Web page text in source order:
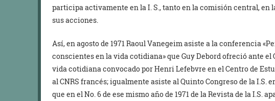
participa activamente en la I. S., tanto en la comisión central, en
sus acciones.
Así, en agosto de 1971 Raoul Vanegeim asiste a la conferencia
conscientes en la vida cotidiana» que Guy Debord ofreció ante el
vida cotidiana convocado por Henri Lefebvre en el Centro de
al CNRS francés; igualmente asiste al Quinto Congreso de la I.S.
que en el No. 6 de ese mismo año de 1971 de la Revista de la I.S.